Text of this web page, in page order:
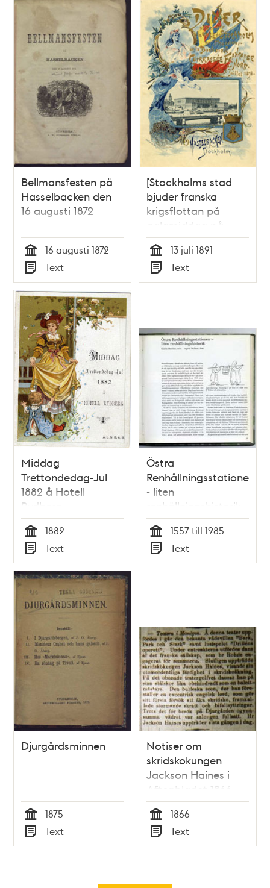
Bellmansfesten på
Hasselbacken den
16 augusti 1872
Tid
16 augusti 1872
Typ
Text
[Stockholms stad
bjuder franska
krigsflottan på
galamiddag på
Grand] Diner offert
par la ville de
Stockholm en
l'honneur de la
13 juillet 1891
Tid
13 juli 1891
Typ
Text
Middag
Trettondedag-Jul
1882 å Hotell
Rydberg
Tid
1882
Typ
Text
Östra
Renhållningsstationen
- liten
renhållningshistorik
/ Karin Sterner (text),
Ingrid Wilken (foto)
Tid
1557 till 1985
Typ
Text
Djurgårdsminnen
Tid
1875
Typ
Text
Notiser om
skridskokungen
Jackson Haines i
Aftonbladet 1866
Tid
1866
Typ
Text